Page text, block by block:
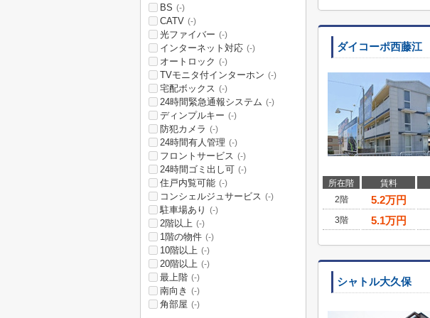
ダイコーポ西藤江
所在階 賃料
2階
5.2万円
3階
5.1万円
シャトル大久保
BS (-)
CATV (-)
光ファイバー (-)
インターネット対応 (-)
オートロック (-)
TVモニタ付インターホン (-)
宅配ボックス (-)
24時間緊急通報システム (-)
ディンプルキー (-)
防犯カメラ (-)
24時間有人管理 (-)
フロントサービス (-)
24時間ゴミ出し可 (-)
住戸内覧可能 (-)
コンシェルジュサービス (-)
駐車場あり (-)
2階以上 (-)
1階の物件 (-)
10階以上 (-)
20階以上 (-)
最上階 (-)
南向き (-)
角部屋 (-)